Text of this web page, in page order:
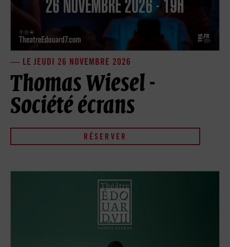
LE JEUDI 26 NOVEMBRE 2026
Thomas Wiesel -
Société écrans
RÉSERVER